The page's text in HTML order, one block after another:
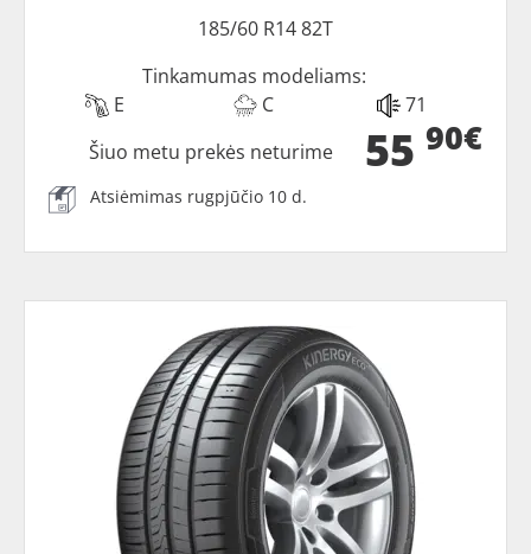
185/60 R14 82T
Tinkamumas modeliams:
E
C 71
55 90€
Šiuo metu prekės neturime
Atsiėmimas rugpjūčio 10 d.